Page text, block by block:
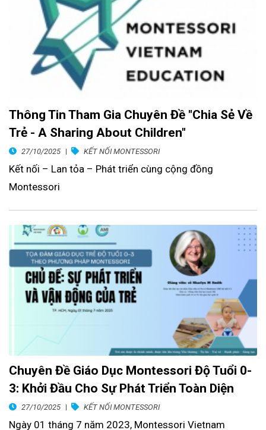
Thông Tin Tham Gia Chuyên Đề "Chia Sẻ Về
Trẻ - A Sharing About Children"
27/10/2025 KẾT NỐI MONTESSORI
Kết nối – Lan tỏa – Phát triển cùng cộng đồng
Montessori
Chuyên Đề Giáo Dục Montessori Độ Tuổi 0-
3: Khởi Đầu Cho Sự Phát Triển Toàn Diện
27/10/2025 KẾT NỐI MONTESSORI
Ngày 01 tháng 7 năm 2023, Montessori Vietnam